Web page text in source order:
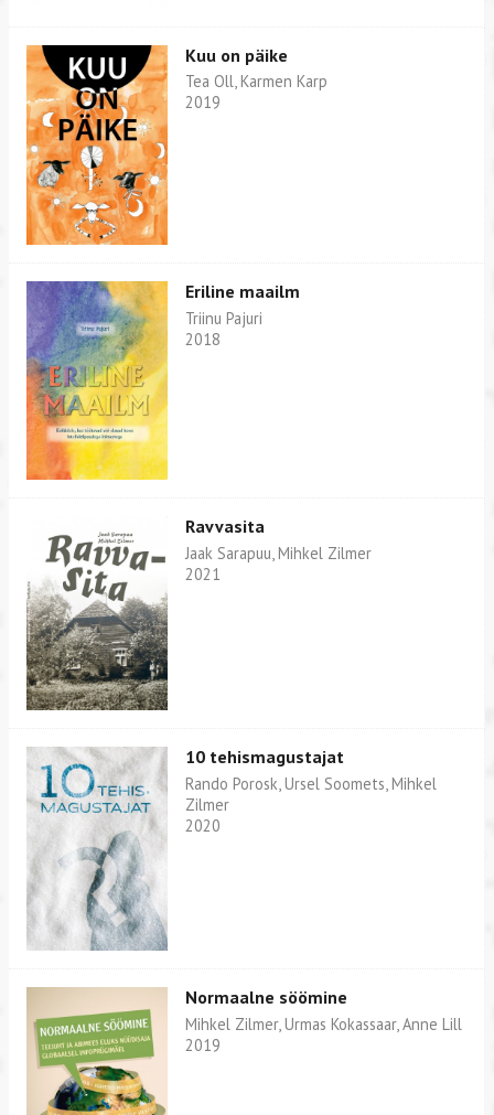
Kuu on päike
Tea Oll, Karmen Karp
2019
Eriline maailm
Triinu Pajuri
2018
Ravvasita
Jaak Sarapuu, Mihkel Zilmer
2021
10 tehismagustajat
Rando Porosk, Ursel Soomets, Mihkel
Zilmer
2020
Normaalne söömine
Mihkel Zilmer, Urmas Kokassaar, Anne Lill
2019